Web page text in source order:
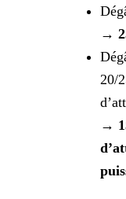
→
20/
→